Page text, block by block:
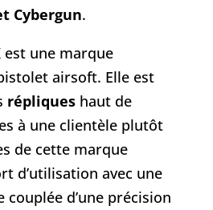
Cybergun.
est une marque
airsoft. Elle est
répliques haut de
à une clientèle plutôt
de cette marque
d’utilisation avec une
couplée d’une précision